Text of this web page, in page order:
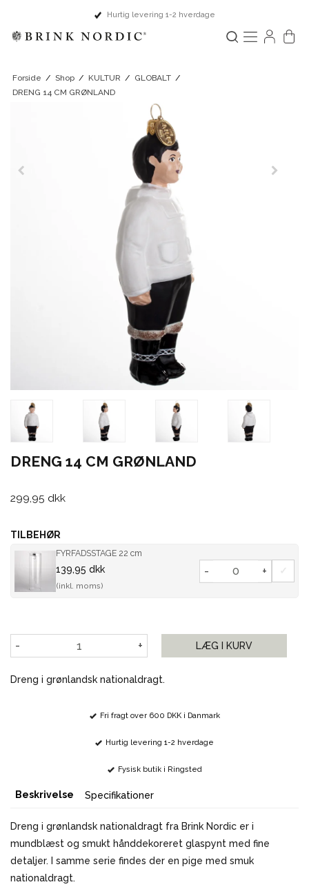
Fysisk butik i Ringsted
Forside / Shop / KULTUR / GLOBALT /
DRENG 14 CM GRØNLAND
DRENG 14 CM GRØNLAND
299,95 dkk
TILBEHØR
FYRFADSSTAGE 22 cm
139,95 dkk
(inkl. moms)
- +
- + LÆG I KURV
Dreng i grønlandsk nationaldragt.
Fri fragt over 600 DKK i Danmark
Hurtig levering 1-2 hverdage
Fysisk butik i Ringsted
Beskrivelse Specifikationer
Dreng i grønlandsk nationaldragt fra Brink Nordic er i
mundblæst og smukt hånddekoreret glaspynt med fine
detaljer. I samme serie findes der en pige med smuk
nationaldragt.